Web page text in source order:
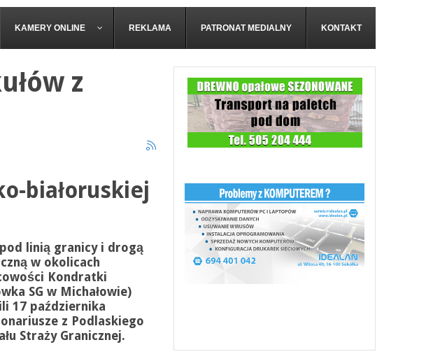
KAMERY ONLINE REKLAMA PATRONAT MEDIALNY KONTAKT
z
białoruskiej
linią granicy i drogą
w okolicach
Kondratki
SG w Michałowie)
17 października
z Podlaskiego
Straży Granicznej.